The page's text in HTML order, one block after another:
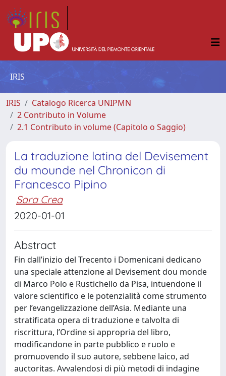
IRIS
IRIS
Catalogo Ricerca UNIPMN
2 Contributo in Volume
2.1 Contributo in volume (Capitolo o Saggio)
La traduzione latina del Devisement
du mounde nel Chronicon di
Francesco Pipino
Sara Crea
2020-01-01
Abstract
Fin dall’inizio del Trecento i Domenicani dedicano
una speciale attenzione al Devisement dou monde
di Marco Polo e Rustichello da Pisa, intuendone il
valore scientifico e le potenzialità come strumento
per l’evangelizzazione dell’Asia. Mediante una
stratificata opera di traduzione e talvolta di
riscrittura, l’Ordine si appropria del libro,
modificandone in parte pubblico e ruolo e
promuovendo il suo autore, sebbene laico, ad
auctoritas. Avvalendosi di più metodi di indagine